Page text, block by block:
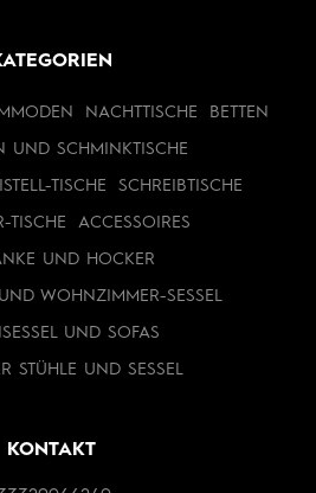
NACHTTISCHE BETTEN
UND SCHMINKTISCHE
TISCHE SCHREIBTISCHE
TISCHE ACCESSOIRES
UND HOCKER
WOHNZIMMER-SESSEL
UND SOFAS
STÜHLE UND SESSEL
KONTAKT